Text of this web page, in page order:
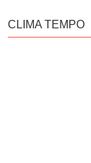
CLIMA TEMPO